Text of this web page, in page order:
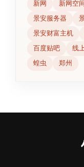
新网 新网空间
景安服务器
景安财富主机
百度贴吧 线
蝗虫 郑州